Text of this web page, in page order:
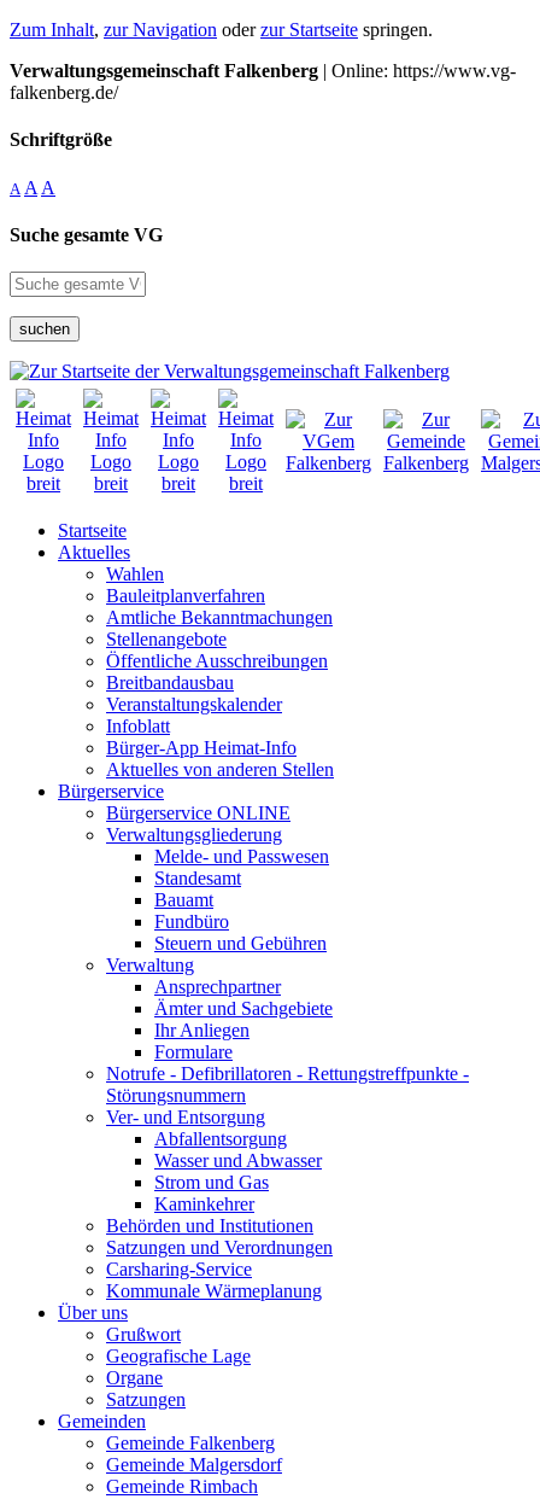
Zum Inhalt, zur Navigation oderzur Startseite springen.
Verwaltungsgemeinschaft Falkenberg | Online: https://www.vg-
falkenberg.de/
Schriftgröße
A A A
Suche gesamte VG
suchen
Startseite
Aktuelles
Wahlen
Bauleitplanverfahren
Amtliche Bekanntmachungen
Stellenangebote
Öffentliche Ausschreibungen
Breitbandausbau
Veranstaltungskalender
Infoblatt
Bürger-App Heimat-Info
Aktuelles von anderen Stellen
Bürgerservice
Bürgerservice ONLINE
Verwaltungsgliederung
Melde- und Passwesen
Standesamt
Bauamt
Fundbüro
Steuern und Gebühren
Verwaltung
Ansprechpartner
Ämter und Sachgebiete
Ihr Anliegen
Formulare
Notrufe - Defibrillatoren - Rettungstreffpunkte -
Störungsnummern
Ver- und Entsorgung
Abfallentsorgung
Wasser und Abwasser
Strom und Gas
Kaminkehrer
Behörden und Institutionen
Satzungen und Verordnungen
Carsharing-Service
Kommunale Wärmeplanung
Über uns
Grußwort
Geografische Lage
Organe
Satzungen
Gemeinden
Gemeinde Falkenberg
Gemeinde Malgersdorf
Gemeinde Rimbach